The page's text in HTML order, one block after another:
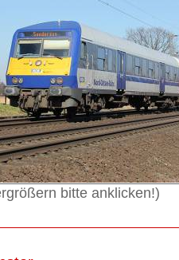
bitte anklicken!)